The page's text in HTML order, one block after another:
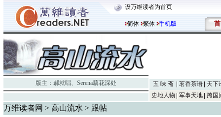
设万维读者为首页
简体 繁体 手机版 首
版主： 郝就唱、 Serena藕花深处 五 味 斋 茗香茶语
天下
史地人物
军事天地 跨国
万维读者网 > 高山流水 > 跟帖